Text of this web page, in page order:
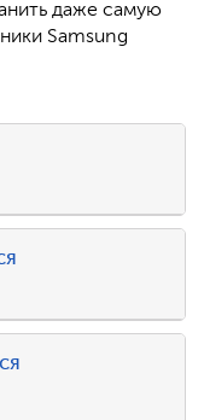
даже самую
Samsung